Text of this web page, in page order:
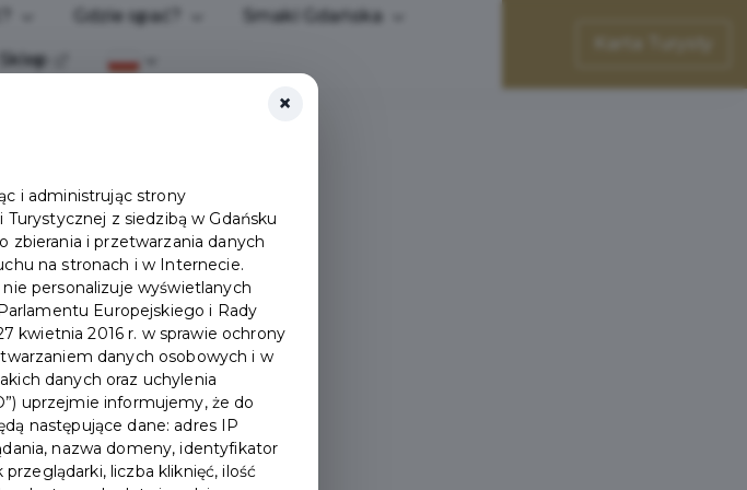
Gdzie spać? Smaki Gdańska
Sklep
Karta Turysty
EN]
×
i administrując strony
z siedzibą w Gdańsku
zbierania i przetwarzania danych
na stronach i w Internecie.
personalizuje wyświetlanych
Europejskiego i Rady
kwietnia 2016 r. w sprawie ochrony
danych osobowych i w
danych oraz uchylenia
uprzejmie informujemy, że do
następujące dane: adres IP
nazwa domeny, identyfikator
liczba kliknięć, ilość